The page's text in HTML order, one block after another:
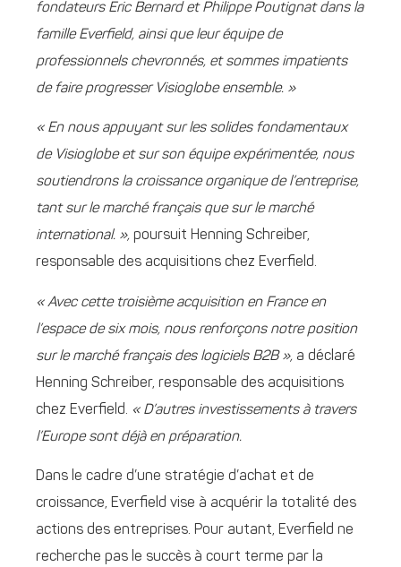
fondateurs Eric Bernard et Philippe Poutignat dans la
famille Everfield, ainsi que leur équipe de
professionnels chevronnés, et sommes impatients
de faire progresser Visioglobe ensemble. »
« En nous appuyant sur les solides fondamentaux
de Visioglobe et sur son équipe expérimentée, nous
soutiendrons la croissance organique de l’entreprise,
tant sur le marché français que sur le marché
international. », poursuit Henning Schreiber,
responsable des acquisitions chez Everfield.
« Avec cette troisième acquisition en France en
l’espace de six mois, nous renforçons notre position
sur le marché français des logiciels B2B », a déclaré
Henning Schreiber, responsable des acquisitions
chez Everfield. « D’autres investissements à travers
l’Europe sont déjà en préparation.
Dans le cadre d’une stratégie d’achat et de
croissance, Everfield vise à acquérir la totalité des
actions des entreprises. Pour autant, Everfield ne
recherche pas le succès à court terme par la